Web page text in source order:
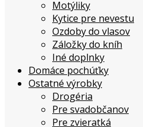
Motýliky
Kytice pre nevestu
Ozdoby do vlasov
Záložky do kníh
Iné doplnky
Domáce pochúťky
Ostatné výrobky
Drogéria
Pre svadobčanov
Pre zvieratká